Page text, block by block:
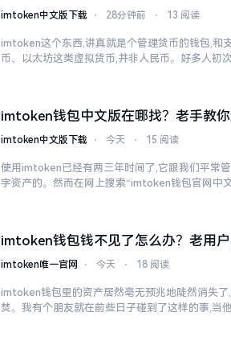
imtoken中文版下载 ⋅ 28分钟前 ⋅ 13 阅读
imtoken这个东西,讲真就是个管理货币的钱包,和
币、以太坊这类虚拟货币,并非人民币。好多人初
imtoken钱包中文版在哪找？老手教
imtoken中文版下载 ⋅ 今天 ⋅ 15 阅读
使用imtoken已经有两三年时间了,它跟我们平常
字资产的。然而在网上搜索“imtoken钱包官网中
imtoken钱包钱不见了怎么办？老用
imtoken唯一官网 ⋅ 今天 ⋅ 18 阅读
imtoken钱包里的资产居然毫无预兆地陡然消失
焚。我有个朋友就在前些日子碰到了这样的事,当